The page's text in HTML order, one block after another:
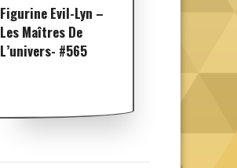
Figurine Evil-Lyn –
Les Maîtres De
L’univers- #565